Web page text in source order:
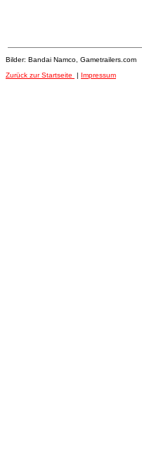
Bilder: Bandai Namco, Gametrailers.com
Zurück zur Startseite
| Impressum